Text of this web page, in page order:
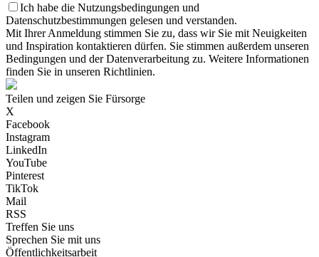
Ich habe die Nutzungsbedingungen und
Datenschutzbestimmungen gelesen und verstanden.
Mit Ihrer Anmeldung stimmen Sie zu, dass wir Sie mit Neuigkeiten
und Inspiration kontaktieren dürfen. Sie stimmen außerdem unseren
Bedingungen und der Datenverarbeitung zu. Weitere Informationen
finden Sie in unseren Richtlinien.
Teilen und zeigen Sie Fürsorge
X
Facebook
Instagram
LinkedIn
YouTube
Pinterest
TikTok
Mail
RSS
Treffen Sie uns
Sprechen Sie mit uns
Öffentlichkeitsarbeit